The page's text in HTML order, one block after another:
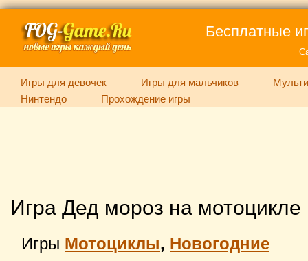
Бесплатные
Игры для девочек Игры для мальчиков
Нинтендо
Прохождение игры
Игра Дед мороз на мотоцикле
Игры Мотоциклы, Новогодние